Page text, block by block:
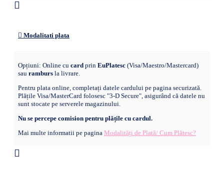
Modalitati plata
Opțiuni: Online cu card prin EuPlatesc (Visa/Maestro/Mastercard)
sau ramburs la livrare.
Pentru plata online, completați datele cardului pe pagina securizată.
Plățile Visa/MasterCard folosesc "3-D Secure", asigurând că datele nu
sunt stocate pe serverele magazinului.
Nu se percepe comision pentru plățile cu cardul.
Mai multe informatii pe pagina Modalități de Plată/ Cum Plătesc?